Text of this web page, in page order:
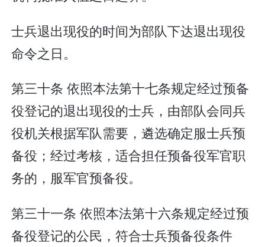
士兵退出现役的时间为部队下达退出现役
命令之日。
第三十条 依照本法第十七条规定经过预备
役登记的退出现役的士兵，由部队会同兵
役机关根据军队需要，遴选确定服士兵预
备役；经过考核，适合担任预备役军官职
务的，服军官预备役。
第三十一条 依照本法第十六条规定经过预
备役登记的公民，符合士兵预备役条件